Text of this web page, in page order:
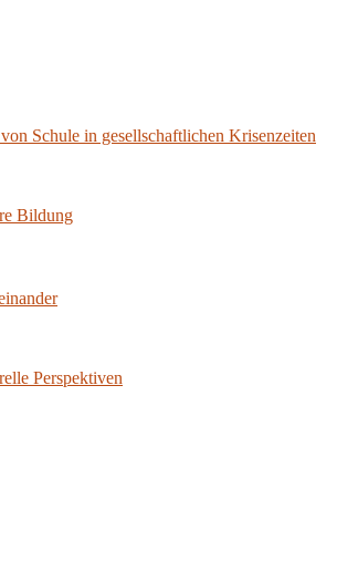
Schule in gesellschaftlichen Krisenzeiten
Bildung
Perspektiven